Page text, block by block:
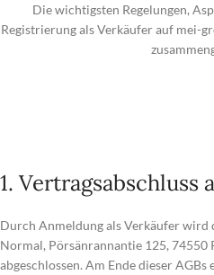
Die wichtigsten Regelungen,
Registrierung als Verkäufer auf mei-
1. Vertragsabschluss
Durch Anmeldung als Verkäufer wird
Normal, Pörsänrannantie 125, 74550
abgeschlossen. Am Ende dieser